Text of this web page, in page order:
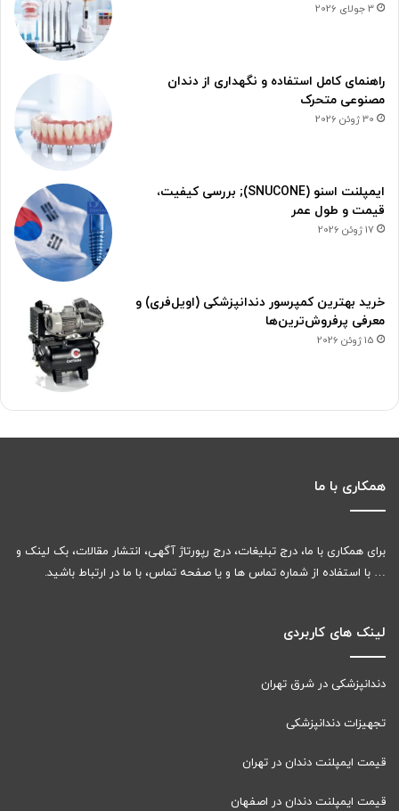
3 جولای 2026
راهنمای کامل استفاده و نگهداری از دندان
مصنوعی متحرک
30 ژوئن 2026
ایمپلنت اسنو (SNUCONE); بررسی کیفیت،
قیمت و طول عمر
17 ژوئن 2026
خرید بهترین کمپرسور دندانپزشکی (اویل‌فری) و
معرفی پرفروش‌ترین‌ها
15 ژوئن 2026
همکاری با ما
برای همکاری با ما، درج تبلیغات، درج رپورتاژ آگهی، انتشار مقالات، بک لینک و
… با استفاده از شماره تماس ها و یا صفحه تماس، با ما در ارتباط باشید.
لینک های کاربردی
دندانپزشکی در شرق تهران
تجهیزات دندانپزشکی
قیمت ایمپلنت دندان در تهران
قیمت ایمپلنت دندان در اصفهان